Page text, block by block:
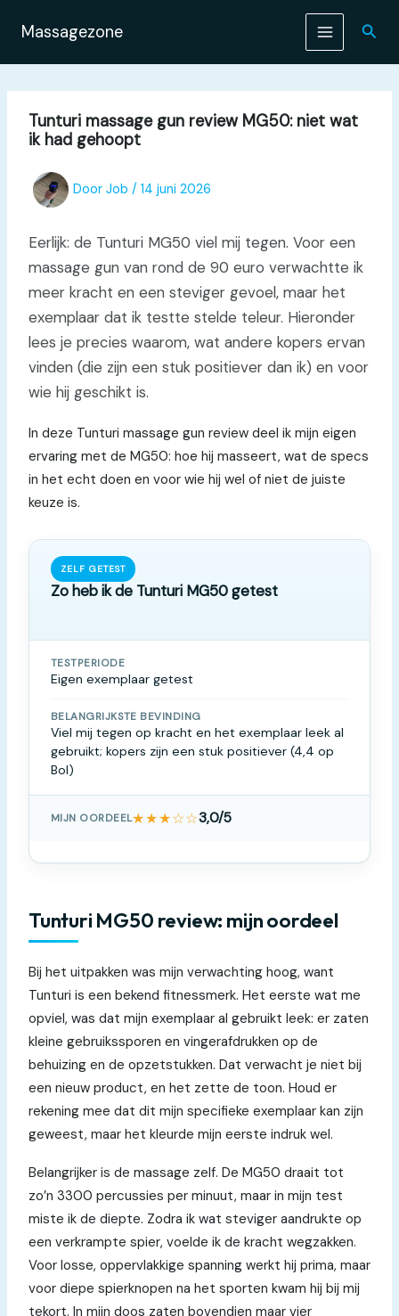
naar
inhoud
Massagezone
Tunturi massage gun review MG50: niet wat
ik had gehoopt
Door Job / 14 juni 2026
Eerlijk: de Tunturi MG50 viel mij tegen. Voor een
massage gun van rond de 90 euro verwachtte ik
meer kracht en een steviger gevoel, maar het
exemplaar dat ik testte stelde teleur. Hieronder
lees je precies waarom, wat andere kopers ervan
vinden (die zijn een stuk positiever dan ik) en voor
wie hij geschikt is.
In deze Tunturi massage gun review deel ik mijn eigen
ervaring met de MG50: hoe hij masseert, wat de specs
in het echt doen en voor wie hij wel of niet de juiste
keuze is.
ZELF GETEST
Zo heb ik de Tunturi MG50 getest
TESTPERIODE
Eigen exemplaar getest
BELANGRIJKSTE BEVINDING
Viel mij tegen op kracht en het exemplaar leek al
gebruikt; kopers zijn een stuk positiever (4,4 op
Bol)
MIJN OORDEEL★★★☆☆3,0/5
Tunturi MG50 review: mijn oordeel
Bij het uitpakken was mijn verwachting hoog, want
Tunturi is een bekend fitnessmerk. Het eerste wat me
opviel, was dat mijn exemplaar al gebruikt leek: er zaten
kleine gebruikssporen en vingerafdrukken op de
behuizing en de opzetstukken. Dat verwacht je niet bij
een nieuw product, en het zette de toon. Houd er
rekening mee dat dit mijn specifieke exemplaar kan zijn
geweest, maar het kleurde mijn eerste indruk wel.
Belangrijker is de massage zelf. De MG50 draait tot
zo’n 3300 percussies per minuut, maar in mijn test
miste ik de diepte. Zodra ik wat steviger aandrukte op
een verkrampte spier, voelde ik de kracht wegzakken.
Voor losse, oppervlakkige spanning werkt hij prima, maar
voor diepe spierknopen na het sporten kwam hij bij mij
tekort. In mijn doos zaten bovendien maar vier